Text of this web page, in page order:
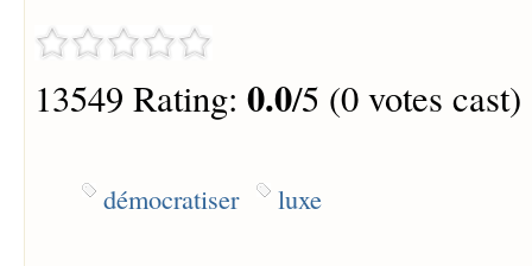
13549 Rating: 0.0/5 (0 votes cast)
démocratiser luxe